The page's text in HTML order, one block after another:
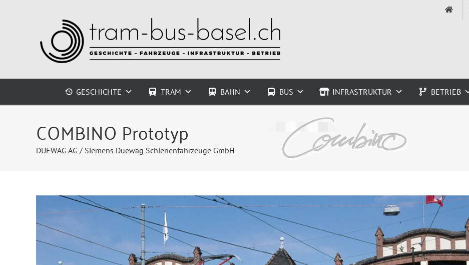
GESCHICHTE TRAM BAHN BUS INFRASTRUKTUR BETRIEB
COMBINO Prototyp
DUEWAG AG / Siemens Duewag Schienenfahrzeuge GmbH
grösseres
Bild